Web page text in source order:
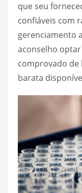
que seu
confiáveis com
gerenciamento
aconselho
comprovado de
barata